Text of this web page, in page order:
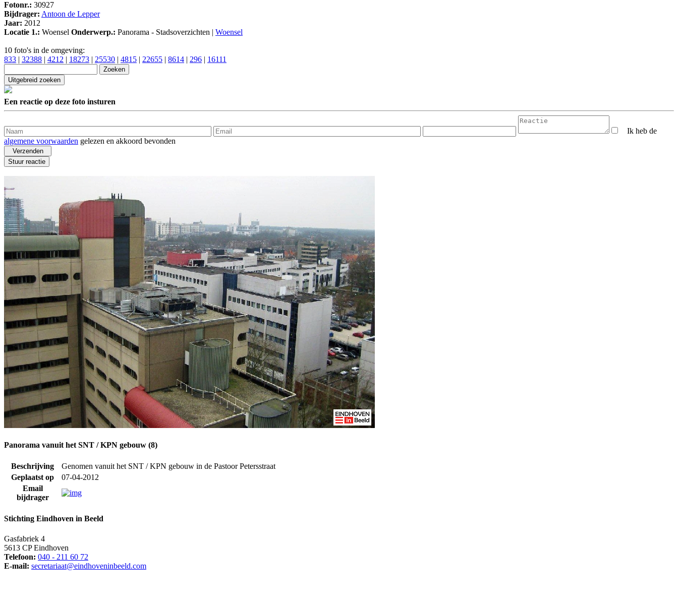
Fotonr.: 30927
Bijdrager: Antoon de Lepper
Jaar: 2012
Locatie 1.: Woensel Onderwerp.: Panorama - Stadsoverzichten | Woensel
10 foto's in de omgeving:
833
32388 4212 18273 25530 4815 22655 8614 296 16111
Een reactie op deze foto insturen
Ik heb de
algemene voorwaarden gelezen en akkoord bevonden
Panorama vanuit het SNT / KPN gebouw (8)
Beschrijving
Genomen vanuit het SNT / KPN gebouw in de Pastoor Petersstraat
Geplaatst op
07-04-2012
Email
bijdrager
Stichting Eindhoven in Beeld
Gasfabriek 4
5613 CP Eindhoven
Telefoon: 040 - 211 60 72
E-mail: secretariaat@eindhoveninbeeld.com